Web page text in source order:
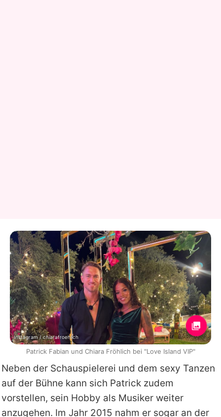
Neben der Schauspielerei und dem sexy Tanzen
auf der Bühne kann sich Patrickzudem
vorstellen, sein Hobby als Musiker weiter
anzugehen. Im Jahr 2015 nahm er sogar an der
Instagram / chiarafroehlich
Patrick Fabian und Chiara Fröhlich bei "Love Island VIP"